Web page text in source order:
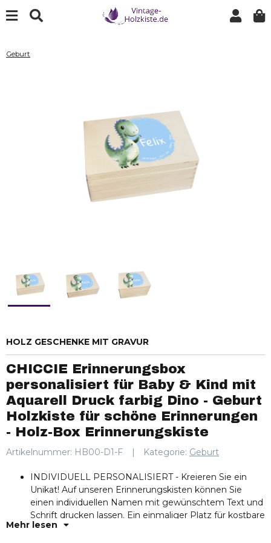
Geburt
HOLZ GESCHENKE MIT GRAVUR
CHICCIE Erinnerungsbox
personalisiert für Baby & Kind mit
Aquarell Druck farbig Dino - Geburt
Holzkiste für schöne Erinnerungen
- Holz-Box Erinnerungskiste
Artikelnummer: HB00-D1-F Kategorie: Geburt
INDIVIDUELL PERSONALISIERT - Kreieren Sie ein
Unikat! Auf unseren Erinnerungskisten können Sie
einen individuellen Namen mit gewünschtem Text und
Schrift drucken lassen. Ein einmaliger Platz für kostbare
Momente.
Mehr lesen